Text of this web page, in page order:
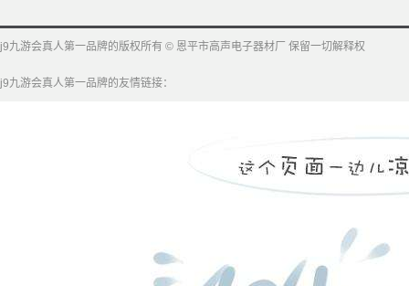
j9九游会真人第一品牌的版权所有 © 恩平市高声电子器材厂 保留一切解释权
j9九游会真人第一品牌的友情链接：